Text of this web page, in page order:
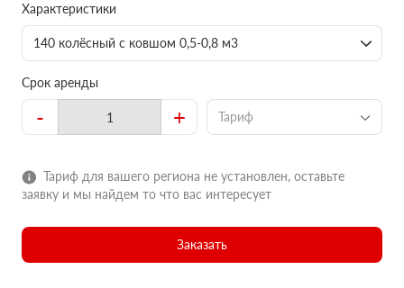
Характеристики
140 колёсный с ковшом 0,5-0,8 м3
Срок аренды
- + Тариф
Тариф для вашего региона не установлен, оставьте
заявку и мы найдем то что вас интересует
Заказать